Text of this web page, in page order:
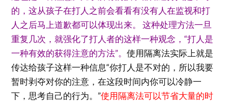
的，这从孩子在打人之前会看看有没有人在监视和打
人之后马上道歉都可以体现出来。 这种处理方法一旦
重复几次，就强化了打人者的这样一种观念，“打人是
一种有效的获得注意的方法”。使用隔离法实际上就是
传达给孩子这样一种信息“你打人是不对的，所以我要
暂时剥夺对你的注意，在这段时间内你可以冷静一
下，思考自己的行为。”使用隔离法可以节省大量的时